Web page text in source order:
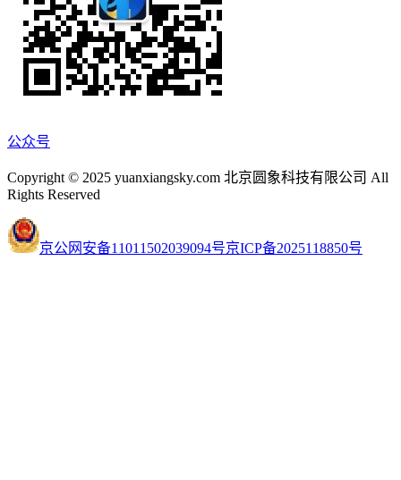
公众号
Copyright © 2025 yuanxiangsky.com 北京圆象科技有限公司 All
Rights Reserved
京公网安备11011502039094号京ICP备2025118850号